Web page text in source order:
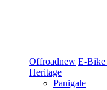
Offroadnew E-Bike
Heritage
Panigale